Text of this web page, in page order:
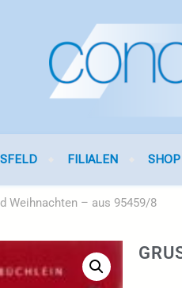
FILIALEN SHOP
Weihnachten – aus 95459/8